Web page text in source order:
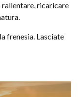
ricaricare
Lasciate